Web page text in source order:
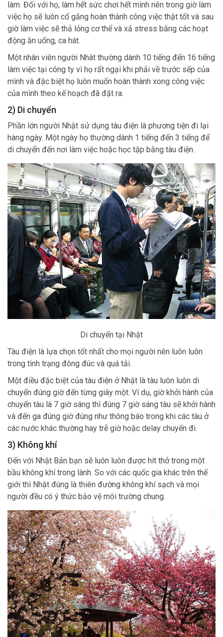
làm. Đối với họ, làm hết sức chơi hết mình nên trong giờ làm
việc họ sẽ luôn cố gắng hoàn thành công việc thật tốt và sau
giờ làm việc sẽ thả lỏng cơ thể và xả stress bằng các hoạt
động ăn uống, ca hát.
Một nhân viên người Nhât thường dành 10 tiếng đến 16 tiếng
làm việc tại công ty vì họ rất ngại khi phải về trước sếp của
mình và đặc biệt họ luôn muốn hoàn thành xong công việc
của mình theo kế hoạch đã đặt ra.
2) Di chuyển
Phần lớn người Nhật sử dụng tàu điện là phương tiện đi lại
hàng ngày. Một ngày họ thường dành 1 tiếng đến 3 tiếng để
di chuyển đến nơi làm việc hoặc học tập bằng tàu điện.
Di chuyển tại Nhật
Tàu điện là lựa chọn tốt nhất cho mọi người nên luôn luôn
trong tình trạng đông đúc và quá tải.
Một điều đặc biệt của tàu điện ở Nhật là tàu luôn luôn di
chuyển đúng giờ đến từng giây một. Ví dụ, giờ khởi hành của
chuyến tàu là 7 giờ sáng thì đúng 7 giờ sáng tàu sẽ khởi hành
và đến ga đúng giờ đúng như thông báo trong khi các tàu ở
các nước khác thường hay trễ giờ hoặc delay chuyến đi.
3) Không khí
Đến với Nhật Bản bạn sẽ luôn luôn được hít thở trong một
bầu không khí trong lành. So với các quốc gia khác trên thế
giới thì Nhật đúng là thiên đường không khí sạch và mọi
người đều có ý thức bảo vệ môi trường chung.